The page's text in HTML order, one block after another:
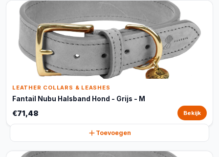
LEATHER COLLARS & LEASHES
Fantail Nubu Halsband Hond - Grijs - M
€71,48 Bekijk
Toevoegen